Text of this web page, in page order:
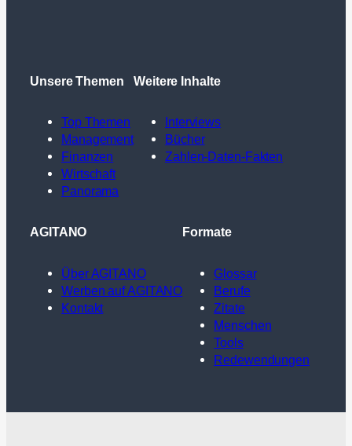
Unsere Themen
Top Themen
Management
Finanzen
Wirtschaft
Panorama
Weitere Inhalte
Interviews
Bücher
Zahlen-Daten-Fakten
AGITANO
Über AGITANO
Werben auf AGITANO
Kontakt
Formate
Glossar
Berufe
Zitate
Menschen
Tools
Redewendungen